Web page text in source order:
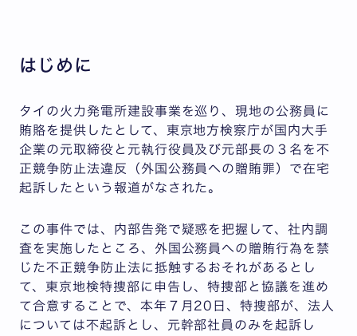
はじめに
タイの火力発電所建設事業を巡り、現地の公務員に
賄賂を提供したとして、東京地方検察庁が国内大手
企業の元取締役と元執行役員及び元部長の３名を不
正競争防止法違反（外国公務員への贈賄罪）で在宅
起訴したという報道がなされた。
この事件では、内部告発で疑惑を把握して、社内調
査を実施したところ、外国公務員への贈賄行為を禁
じた不正競争防止法に抵触するおそれがあるとし
て、東京地検特捜部に申告し、特捜部と協議を進め
て合意することで、本年７月20日、特捜部が、法人
については不起訴とし、元幹部社員のみを起訴し